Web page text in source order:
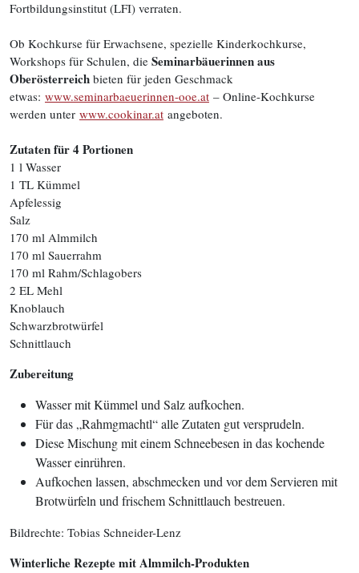
Fortbildungsinstitut (LFI) verraten.
Ob Kochkurse für Erwachsene, spezielle Kinderkochkurse,
Workshops für Schulen, die Seminarbäuerinnen aus
Oberösterreich bieten für jeden Geschmack
etwas: www.seminarbaeuerinnen-ooe.at – Online-Kochkurse
werden unter www.cookinar.at angeboten.
Zutaten für 4 Portionen
1 l Wasser
1 TL Kümmel
Apfelessig
Salz
170 ml Almmilch
170 ml Sauerrahm
170 ml Rahm/Schlagobers
2 EL Mehl
Knoblauch
Schwarzbrotwürfel
Schnittlauch
Zubereitung
Wasser mit Kümmel und Salz aufkochen.
Für das „Rahmgmachtl“ alle Zutaten gut versprudeln.
Diese Mischung mit einem Schneebesen in das kochende
Wasser einrühren.
Aufkochen lassen, abschmecken und vor dem Servieren mit
Brotwürfeln und frischem Schnittlauch bestreuen.
Bildrechte: Tobias Schneider-Lenz
Winterliche Rezepte mit Almmilch-Produkten